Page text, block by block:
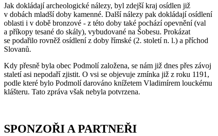
Jak dokládají archeologické nálezy, byl zdejší kraj osídlen již
v dobách mladší doby kamenné. Další nálezy pak dokládají osídlení
oblasti i v době bronzové - z této doby také pochází opevnění (val
a příkopy tesané do skály), vybudované na Šobesu. Prokázat
se podařilo rovněž osídlení z doby římské (2. století n. l.) a příchod
Slovanů.
Kdy přesně byla obec Podmolí založena, se nám již dnes přes závoj
staletí asi nepodaří zjistit. O vsi se objevuje zmínka již z roku 1191,
podle které bylo Podmolí darováno knížetem Vladimírem louckému
klášteru. Tato zpráva však nebyla potvrzena.
SPONZOŘI A PARTNEŘI